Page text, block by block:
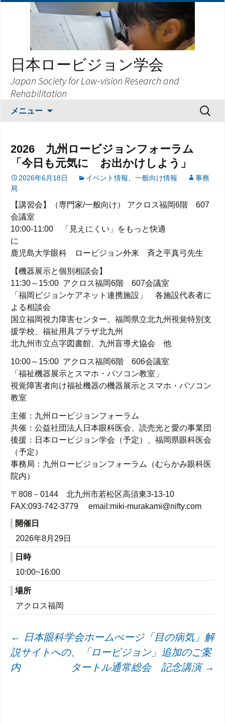
日本ロービジョン学会
Japan Society for Low-vision Research and
Rehabilitation
メニュー
ツ
へ
ス
ッ
検
索:
2026 九州ロービジョンフォーラム
「今日も元気に お出かけしよう」
2026年6月18日 イベント情報 一般向け情報
事務
局
【講習会】（専門家/一般向け） アクロス福岡6階 607
会議室
10:00-11:00 「見えにくい」をもっと快適
に
鹿児島大学眼科 ロービジョン外来 斉之平真弓先生
【機器展示と個別相談会】
11:30～15:00 アクロス福岡6階 607会議室
「福岡ビジョンケアネット連携施設」 各施設代表者に
よる相談会
国立福岡視力障害センター、福岡県立北九州視覚特別支
援学校、福祉用具プラザ北九州
北九州市立点字図書館、九州盲導犬協会 他
10:00～15:00 アクロス福岡6階 606会議室
「福祉機器展示とスマホ・パソコン教室」
視覚障害者向け福祉機器の機器展示とスマホ・パソコン
教室
主催：九州ロービジョンフォーラム
共催：公益社団法人日本眼科医会、読売光と愛の事業団
後援：日本ロービジョン学会（予定）、福岡県眼科医会
（予定）
事務局：九州ロービジョンフォーラム（むらかみ眼科医
院内）
〒808－0144 北九州市若松区高須東3-13-10
FAX:093-742-3779 email:miki-murakami@nifty.com
開催日
2026年8月29日
日時
10:00~16:00
場所
アクロス福岡
投
稿
ナ
← 日本眼科学会ホームぺージ「目の病気」解
説サイトへの、「ロービジョン」追加のご案
内
タートル通常総会 記念講演 →